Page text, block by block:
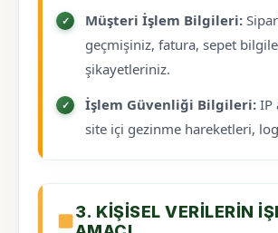
Müşteri İşlem Bilgileri:
geçmişiniz, fatura, sepet
şikayetleriniz.
İşlem Güvenliği Bilgileri: IP
site içi gezinme hareketleri, log
3. KIŞISEL VERILERIN